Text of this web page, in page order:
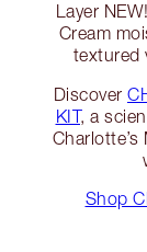
Layer
Cream
textured
Discover
KIT, a
Shop